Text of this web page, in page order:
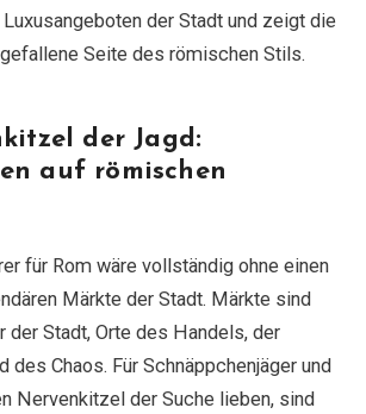
der Stadt und zeigt die
Seite des römischen Stils.
der Jagd:
auf römischen
für Rom wäre vollständig ohne einen
Märkte der Stadt. Märkte sind
der Stadt, Orte des Handels, der
des Chaos. Für Schnäppchenjäger und
Nervenkitzel der Suche lieben, sind